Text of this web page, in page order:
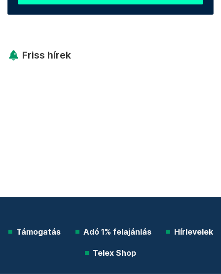
Friss hírek
Támogatás Adó 1% felajánlás Hírlevelek
Telex Shop